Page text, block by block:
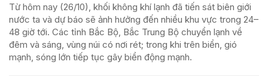
Từ hôm nay (26/10), khối không khí lạnh đã tiến sát biên giới
nước ta và dự báo sẽ ảnh hưởng đến nhiều khu vực trong 24–
48 giờ tới. Các tỉnh Bắc Bộ, Bắc Trung Bộ chuyển lạnh về
đêm và sáng, vùng núi có nơi rét; trong khi trên biển, gió
mạnh, sóng lớn tiếp tục gây biển động mạnh.